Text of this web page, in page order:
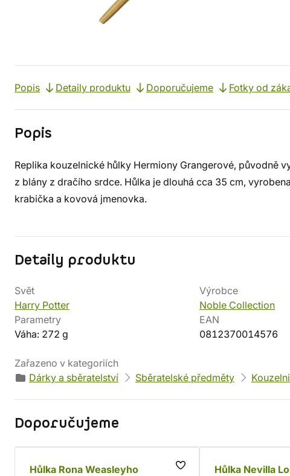
Popis Detaily produktu Doporučujeme Fotky od
Popis
Replika kouzelnické hůlky Hermiony Grangerové, původně
z blány z dračího srdce. Hůlka je dlouhá cca 35 cm,
krabička a kovová jmenovka.
Detaily produktu
Svět
Harry Potter
Výrobce
Noble Collection
Parametry
Váha: 272 g
EAN
0812370014576
Zařazeno v kategoriích
Dárky a sběratelství
Sběratelské předměty
Doporučujeme
Hůlka Rona Weasleyho
Hůlka Nevilla